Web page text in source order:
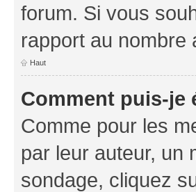
forum. Si vous
rapport au nombre
Haut
Comment puis-je
Comme pour les
par leur auteur, un
sondage, cliquez